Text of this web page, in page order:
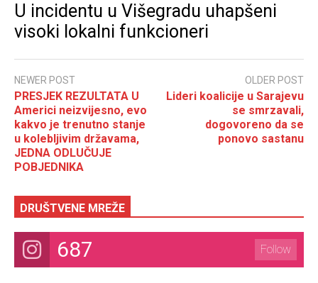
U incidentu u Višegradu uhapšeni
visoki lokalni funkcioneri
NEWER POST
PRESJEK REZULTATA U
Americi neizvijesno, evo
kakvo je trenutno stanje
u kolebljivim državama,
JEDNA ODLUČUJE
POBJEDNIKA
OLDER POST
Lideri koalicije u Sarajevu
se smrzavali,
dogovoreno da se
ponovo sastanu
DRUŠTVENE MREŽE
687 Follow